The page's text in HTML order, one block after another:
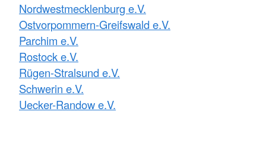
Nordwestmecklenburg e.V.
Ostvorpommern-Greifswald e.V.
Parchim e.V.
Rostock e.V.
Rügen-Stralsund e.V.
Schwerin e.V.
Uecker-Randow e.V.